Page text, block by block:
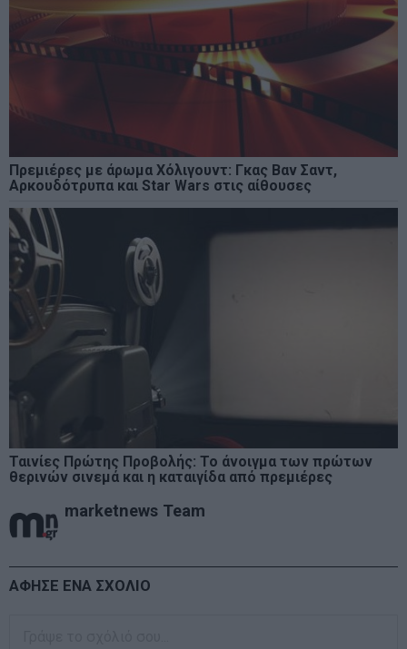
Πρεμιέρες με άρωμα Χόλιγουντ: Γκας Βαν Σαντ,
Αρκουδότρυπα και Star Wars στις αίθουσες
Ταινίες Πρώτης Προβολής: Το άνοιγμα των πρώτων
θερινών σινεμά και η καταιγίδα από πρεμιέρες
marketnews Team
ΑΦΗΣΕ ΕΝΑ ΣΧΟΛΙΟ